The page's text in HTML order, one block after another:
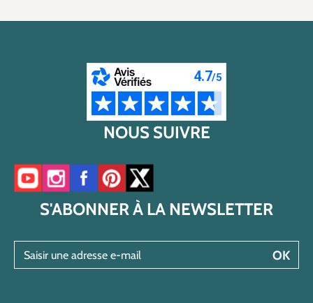
NOUS SUIVRE
Accéder à notre chaîne YouTube
Accéder à notre compte Instagram
Accéder à notre page Facebook
Accéder à notre compte Pinterest
Accéder à notre compte Twitter/X
S'ABONNER À LA NEWSLETTER
OK